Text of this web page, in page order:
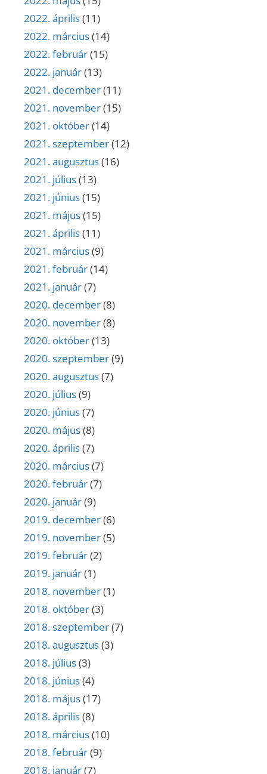
2022. április(11)
2022. március(14)
2022. február(15)
2022. január(13)
2021. december(11)
2021. november(15)
2021. október(14)
2021. szeptember(12)
2021. augusztus(16)
2021. július(13)
2021. június(15)
2021. május(15)
2021. április(11)
2021. március(9)
2021. február(14)
2021. január(7)
2020. december(8)
2020. november(8)
2020. október(13)
2020. szeptember(9)
2020. augusztus(7)
2020. július(9)
2020. június(7)
2020. május(8)
2020. április(7)
2020. március(7)
2020. február(7)
2020. január(9)
2019. december(6)
2019. november(5)
2019. február(2)
2019. január(1)
2018. november(1)
2018. október(3)
2018. szeptember(7)
2018. augusztus(3)
2018. július(3)
2018. június(4)
2018. május(17)
2018. április(8)
2018. március(10)
2018. február(9)
2018. január(7)